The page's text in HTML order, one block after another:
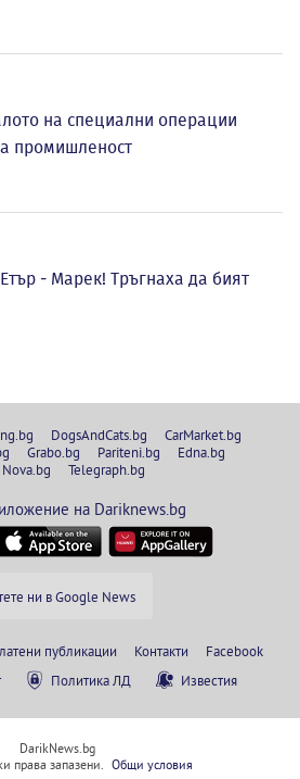
на специални операции
промишленост
- Марек! Тръгнаха да бият
DogsAndCats.bg
CarMarket.bg
Grabo.bg Pariteni.bg
Edna.bg
Nova.bg Telegraph.bg
на Dariknews.bg
ни в Google News
публикации Контакти
Facebook
Политика ЛД Известия
DarikNews.bg
права запазени. Общи условия